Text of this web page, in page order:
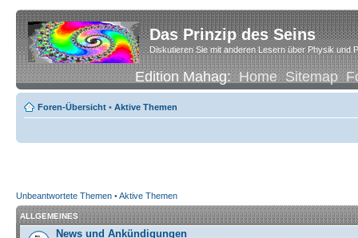
Das Prinzip des Seins
Diskutieren Sie mit anderen Lesern über Physik und
Edition Mahag:Home Sitemap
Foren-Übersicht • Aktive Themen
Unbeantwortete Themen •Aktive Themen
ALLGEMEINES
News und Ankündigungen